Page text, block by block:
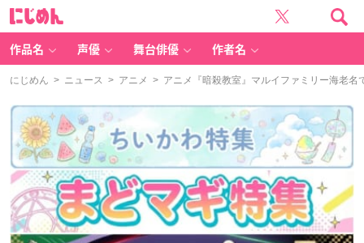
作品名 声優 舞台俳優 作者名
にじめん > ニュース > アニメ > アニメ『暗殺教室』マルイファミリー海老名